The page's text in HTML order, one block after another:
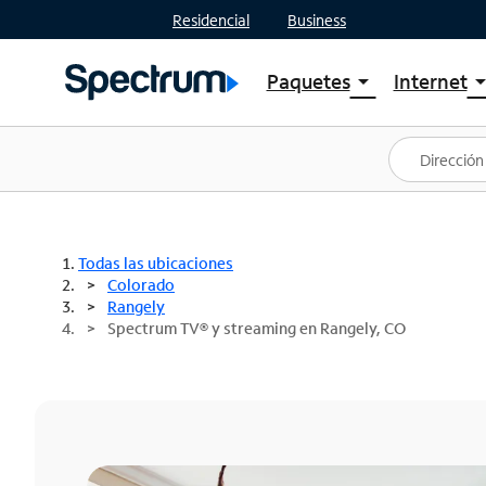
Residencial Business
Paquetesarrow_drop_down
Ver paquetes
Spectrum One
Mejores ofertas
Internetarrow_drop_down
Planes
Todas las ubicaciones
Colorado
Rangely
Spectrum TV® y streaming en Rangely, CO